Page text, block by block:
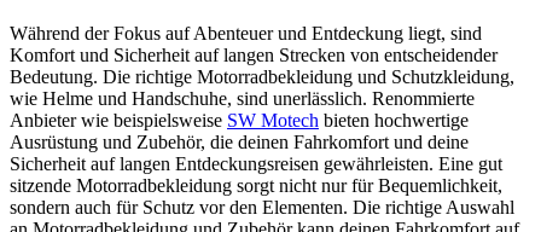
Während der Fokus auf Abenteuer und Entdeckung liegt, sind
Komfort und Sicherheit auf langen Strecken von entscheidender
Bedeutung. Die richtige Motorradbekleidung und Schutzkleidung,
wie Helme und Handschuhe, sind unerlässlich. Renommierte
Anbieter wie beispielsweise SW Motech bieten hochwertige
Ausrüstung und Zubehör, die deinen Fahrkomfort und deine
Sicherheit auf langen Entdeckungsreisen gewährleisten. Eine gut
sitzende Motorradbekleidung sorgt nicht nur für Bequemlichkeit,
sondern auch für Schutz vor den Elementen. Die richtige Auswahl